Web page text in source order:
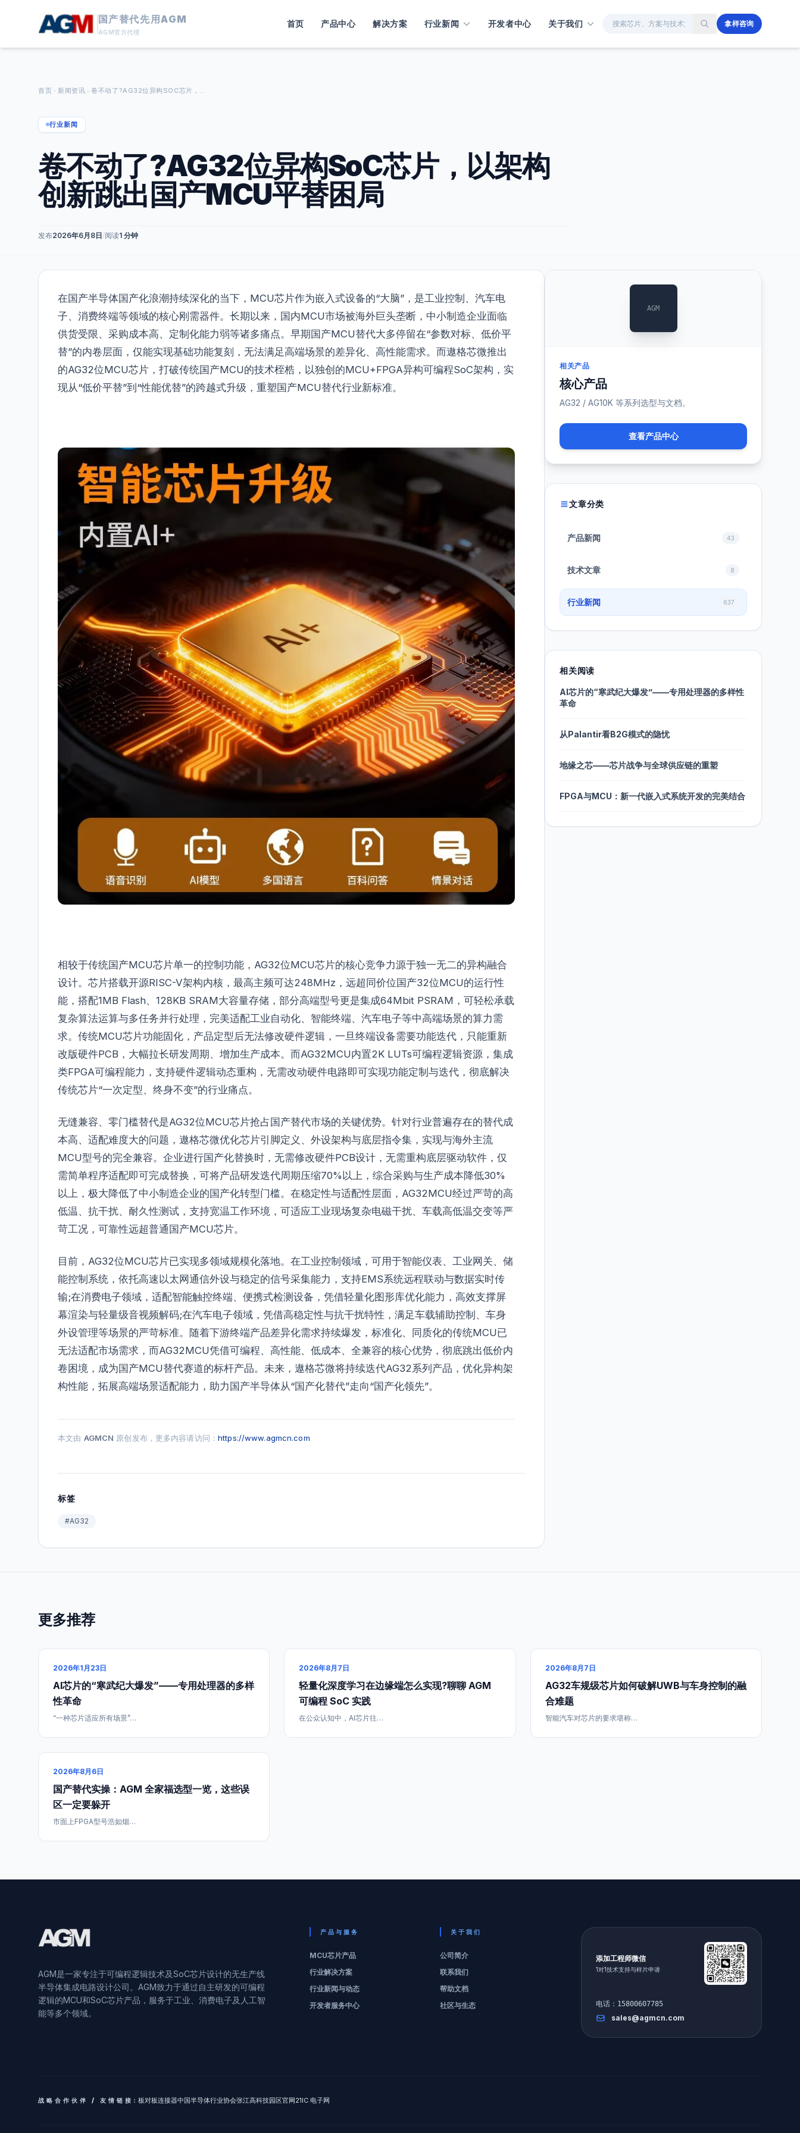
国产替代先用AGM
AGM官方代理
首页 产品中心 解决方案 行业新闻 开发者中心 关于我们 站内搜索 拿样咨询
首页 新闻资讯 卷不动了?AG32位异构SOC芯片，以架构创新跳出国产MCU平替困局
行业新闻
卷不动了?AG32位异构SoC芯片，以架构
创新跳出国产MCU平替困局
发布2026年6月8日/阅读1 分钟
在国产半导体国产化浪潮持续深化的当下，MCU芯片作为嵌入式设备的“大脑”，是工业控制、汽车电
子、消费终端等领域的核心刚需器件。长期以来，国内MCU市场被海外巨头垄断，中小制造企业面临
供货受限、采购成本高、定制化能力弱等诸多痛点。早期国产MCU替代大多停留在“参数对标、低价平
替”的内卷层面，仅能实现基础功能复刻，无法满足高端场景的差异化、高性能需求。而遨格芯微推出
的AG32位MCU芯片，打破传统国产MCU的技术桎梏，以独创的MCU+FPGA异构可编程SoC架构，实
现从“低价平替”到“性能优替”的跨越式升级，重塑国产MCU替代行业新标准。
相较于传统国产MCU芯片单一的控制功能，AG32位MCU芯片的核心竞争力源于独一无二的异构融合
设计。芯片搭载开源RISC-V架构内核，最高主频可达248MHz，远超同价位国产32位MCU的运行性
能，搭配1MB Flash、128KB SRAM大容量存储，部分高端型号更是集成64Mbit PSRAM，可轻松承载
复杂算法运算与多任务并行处理，完美适配工业自动化、智能终端、汽车电子等中高端场景的算力需
求。传统MCU芯片功能固化，产品定型后无法修改硬件逻辑，一旦终端设备需要功能迭代，只能重新
改版硬件PCB，大幅拉长研发周期、增加生产成本。而AG32MCU内置2K LUTs可编程逻辑资源，集成
类FPGA可编程能力，支持硬件逻辑动态重构，无需改动硬件电路即可实现功能定制与迭代，彻底解决
传统芯片“一次定型、终身不变”的行业痛点。
无缝兼容、零门槛替代是AG32位MCU芯片抢占国产替代市场的关键优势。针对行业普遍存在的替代成
本高、适配难度大的问题，遨格芯微优化芯片引脚定义、外设架构与底层指令集，实现与海外主流
MCU型号的完全兼容。企业进行国产化替换时，无需修改硬件PCB设计，无需重构底层驱动软件，仅
需简单程序适配即可完成替换，可将产品研发迭代周期压缩70%以上，综合采购与生产成本降低30%
以上，极大降低了中小制造企业的国产化转型门槛。在稳定性与适配性层面，AG32MCU经过严苛的高
低温、抗干扰、耐久性测试，支持宽温工作环境，可适应工业现场复杂电磁干扰、车载高低温交变等严
苛工况，可靠性远超普通国产MCU芯片。
目前，AG32位MCU芯片已实现多领域规模化落地。在工业控制领域，可用于智能仪表、工业网关、储
能控制系统，依托高速以太网通信外设与稳定的信号采集能力，支持EMS系统远程联动与数据实时传
输;在消费电子领域，适配智能触控终端、便携式检测设备，凭借轻量化图形库优化能力，高效支撑屏
幕渲染与轻量级音视频解码;在汽车电子领域，凭借高稳定性与抗干扰特性，满足车载辅助控制、车身
外设管理等场景的严苛标准。随着下游终端产品差异化需求持续爆发，标准化、同质化的传统MCU已
无法适配市场需求，而AG32MCU凭借可编程、高性能、低成本、全兼容的核心优势，彻底跳出低价内
卷困境，成为国产MCU替代赛道的标杆产品。未来，遨格芯微将持续迭代AG32系列产品，优化异构架
构性能，拓展高端场景适配能力，助力国产半导体从“国产化替代”走向“国产化领先”。
本文由 AGMCN 原创发布，更多内容请访问：https://www.agmcn.com
标签
#AG32
AGM
相关产品
核心产品
AG32 / AG10K 等系列选型与文档。
查看产品中心
文章分类
产品新闻 43
技术文章 8
行业新闻 637
相关阅读
AI芯片的“寒武纪大爆发”——专用处理器的多样性
革命
从Palantir看B2G模式的隐忧
地缘之芯——芯片战争与全球供应链的重塑
FPGA与MCU：新一代嵌入式系统开发的完美结合
更多推荐
2026年1月23日
AI芯片的“寒武纪大爆发”——专用处理器的多样
性革命
“一种芯片适应所有场景”…
2026年8月7日
轻量化深度学习在边缘端怎么实现?聊聊 AGM
可编程 SoC 实践
在公众认知中，AI芯片往…
2026年8月7日
AG32车规级芯片如何破解UWB与车身控制的融
合难题
智能汽车对芯片的要求堪称…
2026年8月6日
国产替代实操：AGM 全家福选型一览，这些误
区一定要躲开
市面上FPGA型号浩如烟…
AGM是一家专注于可编程逻辑技术及SoC芯片设计的无生产线
半导体集成电路设计公司。AGM致力于通过自主研发的可编程
逻辑的MCU和SoC芯片产品，服务于工业、消费电子及人工智
能等多个领域。
产品与服务
MCU芯片产品
行业解决方案
行业新闻与动态
开发者服务中心
关于我们
公司简介
联系我们
帮助文档
社区与生态
添加工程师微信
1对1技术支持与样片申请
电话：15800607785
sales@agmcn.com
战略合作伙伴 / 友情链接: 板对板连接器中国半导体行业协会张江高科技园区官网21IC 电子网